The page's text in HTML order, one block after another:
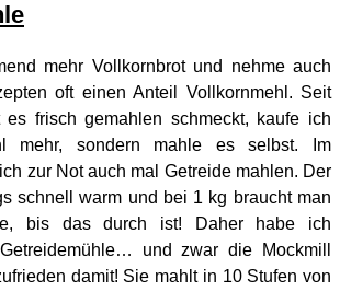
mehr Vollkornbrot und nehme auch
oft einen Anteil Vollkornmehl. Seit
frisch gemahlen schmeckt, kaufe ich
mehr, sondern mahle es selbst. Im
zur Not auch mal Getreide mahlen. Der
schnell warm und bei 1 kg braucht man
bis das durch ist! Daher habe ich
und zwar die Mockmill
damit! Sie mahlt in 10 Stufen von